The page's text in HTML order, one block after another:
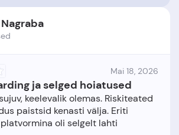
Mai 18, 2026
ja selged hoiatused
keelevalik olemas. Riskiteated
paistsid kenasti välja. Eriti
oli selgelt lahti